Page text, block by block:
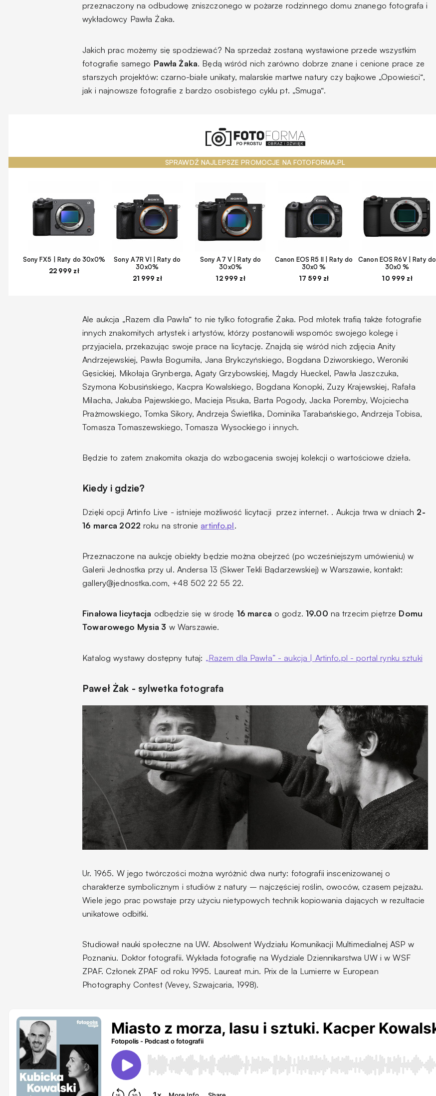
przeznaczony na odbudowę zniszczonego w pożarze rodzinnego domu znanego fotografa i
wykładowcy Pawła Żaka.
Jakich prac możemy się spodziewać? Na sprzedaż zostaną wystawione przede wszystkim
fotografie samego Pawła Żaka. Będą wśród nich zarówno dobrze znane i cenione prace ze
starszych projektów: czarno-białe unikaty, malarskie martwe natury czy bajkowe „Opowieści“,
jak i najnowsze fotografie z bardzo osobistego cyklu pt. „Smuga“.
SPRAWDŹ NAJLEPSZE PROMOCJE NA FOTOFORMA.PL
Sony FX5 | Raty do 30x0%
22 999 zł
Sony A7R VI | Raty do
30x0%
21 999 zł
Sony A7 V | Raty do
30x0%
12 999 zł
Canon EOS R5 II | Raty do
30x0 %
17 599 zł
Canon EOS R6V | Raty do
30x0 %
10 999 zł
Ale aukcja „Razem dla Pawła“ to nie tylko fotografie Żaka. Pod młotek trafią także fotografie
innych znakomitych artystek i artystów, którzy postanowili wspomóc swojego kolegę i
przyjaciela, przekazując swoje prace na licytację. Znajdą się wśród nich zdjęcia Anity
Andrzejewskiej, Pawła Bogumiła, Jana Brykczyńskiego, Bogdana Dziworskiego, Weroniki
Gęsickiej, Mikołaja Grynberga, Agaty Grzybowskiej, Magdy Hueckel, Pawła Jaszczuka,
Szymona Kobusińskiego, Kacpra Kowalskiego, Bogdana Konopki, Zuzy Krajewskiej, Rafała
Milacha, Jakuba Pajewskiego, Macieja Pisuka, Barta Pogody, Jacka Poremby, Wojciecha
Prażmowskiego, Tomka Sikory, Andrzeja Świetlika, Dominika Tarabańskiego, Andrzeja Tobisa,
Tomasza Tomaszewskiego, Tomasza Wysockiego i innych.
Będzie to zatem znakomita okazja do wzbogacenia swojej kolekcji o wartościowe dzieła.
Kiedy i gdzie?
Dzięki opcji Artinfo Live - istnieje możliwość licytacji przez internet. . Aukcja trwa w dniach 2-
16 marca 2022 roku na stronie artinfo.pl.
Przeznaczone na aukcję obiekty będzie można obejrzeć (po wcześniejszym umówieniu) w
Galerii Jednostka przy ul. Andersa 13 (Skwer Tekli Bądarzewskiej) w Warszawie, kontakt:
gallery@jednostka.com, +48 502 22 55 22.
Finałowa licytacja odbędzie się w środę 16 marca o godz. 19.00 na trzecim piętrze Domu
Towarowego Mysia 3 w Warszawie.
Katalog wystawy dostępny tutaj: „Razem dla Pawła” - aukcja | Artinfo.pl - portal rynku sztuki
Paweł Żak - sylwetka fotografa
Ur. 1965. W jego twórczości można wyróżnić dwa nurty: fotografii inscenizowanej o
charakterze symbolicznym i studiów z natury – najczęściej roślin, owoców, czasem pejzażu.
Wiele jego prac powstaje przy użyciu nietypowych technik kopiowania dających w rezultacie
unikatowe odbitki.
Studiował nauki społeczne na UW. Absolwent Wydziału Komunikacji Multimedialnej ASP w
Poznaniu. Doktor fotografii. Wykłada fotografię na Wydziale Dziennikarstwa UW i w WSF
ZPAF. Członek ZPAF od roku 1995. Laureat m.in. Prix de la Lumierre w European
Photography Contest (Vevey, Szwajcaria, 1998).